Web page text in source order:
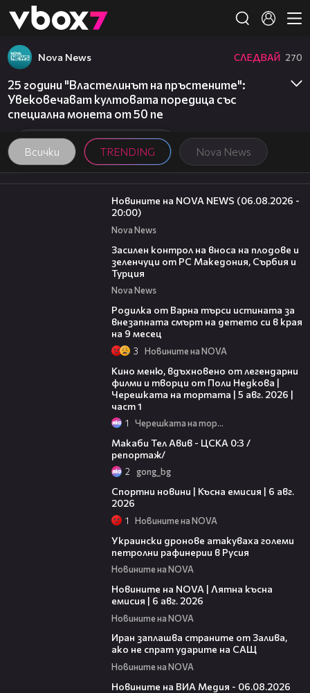
👾
Всички TRENDING Nova News
Nova News СЛЕДВАЙ 270
25 години "Властелинът на пръстените":
Увековечават култовата поредица със
специална монета от 50 пе
23:12
Новините на NOVA NEWS (06.08.2026 -
20:00)
Nova News
Засилен контрол на вноса на плодове и
зеленчуци от РС Македония, Сърбия и
Турция
Nova News
Родилка от Варна търси истината за
внезапната смърт на детето си в края
на 9 месец
3 Новините на NOVA
Кино меню, вдъхновено от легендарни
филми и творци от Поли Недкова |
Черешката на тортата | 5 авг. 2026 |
част 1
1 Черешката на тортата
Макаби Тел Авив - ЦСКА 0:3 /
репортаж/
2 gong_bg
Спортни новини | Късна емисия | 6 авг.
2026
1 Новините на NOVA
Украински дронове атакуваха големи
петролни рафинерии в Русия
Новините на NOVA
Новините на NOVA | Лятна късна
емисия | 6 авг. 2026
Новините на NOVA
Иран заплашва страните от Залива,
ако не спрат ударите на САЩ
Новините на NOVA
Новините на ВИА Медия - 06.08.2026